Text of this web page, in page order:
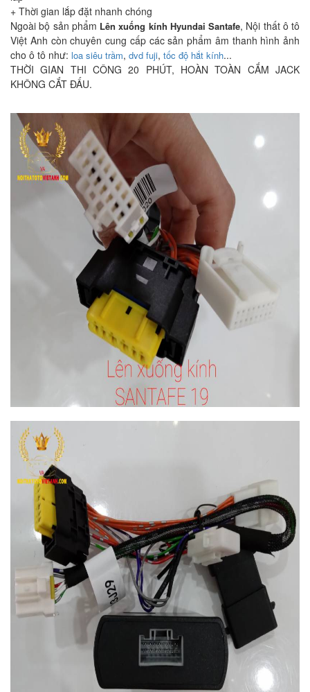
+ Thời gian lắp đặt nhanh chóng
Ngoài bộ sản phẩm Lên xuống kính Hyundai Santafe, Nội thất ô tô
Việt Anh còn chuyên cung cấp các sản phẩm âm thanh hình ảnh
cho ô tô như: loa siêu trầm, dvd fuji, tốc độ hắt kính...
THỜI GIAN THI CÔNG 20 PHÚT, HOÀN TOÀN CẮM JACK
KHÔNG CẮT ĐẤU.